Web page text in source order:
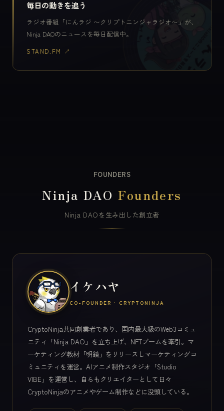
毎日の動きを追う
ラジオ番組「にんラジ 〜クリプトニンジャラジオ〜」が、
Ninja DAOのニュースを毎日配信中。
STAND.FM ↗
FOUNDERS
Ninja DAO Founders
Ninja DAOを生み出した創立者
イケハヤ
CO-FOUNDER · CRYPTONINJA
CryptoNinja共同創業者であり、国内最大級のWeb3コミュ
ニティ「Ninja DAO」を立ち上げ、NFTブームを牽引。マ
ーケティング教材「明鏡」をリリースしマーケティングコ
ミュニティを運営。AIアニメ制作スタジオ「Studio
VIBE」を運営し、自らもクリエイターとして日々
CryptoNinjaのアニメやゲーム制作などに没頭している。